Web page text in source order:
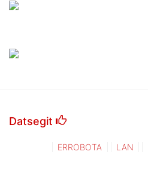
Datsegit
ERROBOTA LAN